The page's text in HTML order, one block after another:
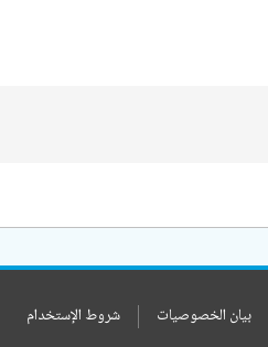
بيان الخصوصيات شروط الإستخدام